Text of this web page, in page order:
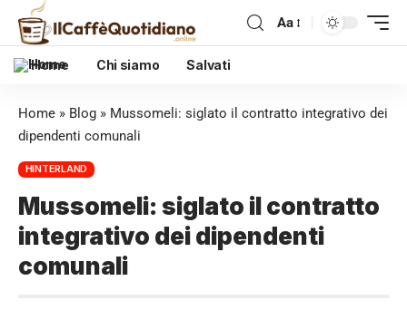
Aa
Home Chi siamo Salvati
Home » Blog » Mussomeli: siglato il contratto integrativo dei
dipendenti comunali
HINTERLAND
Mussomeli: siglato il contratto
integrativo dei dipendenti
comunali